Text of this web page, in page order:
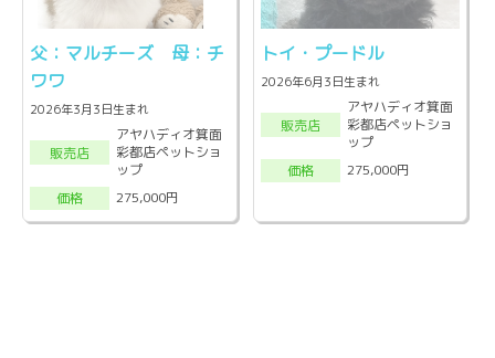
父：マルチーズ 母：チ
ワワ
2026年3月3日生まれ
販売店
アヤハディオ箕面
彩都店ペットショ
ップ
価格
275,000円
トイ・プードル
2026年6月3日生まれ
販売店
アヤハディオ箕面
彩都店ペットショ
ップ
価格
275,000円